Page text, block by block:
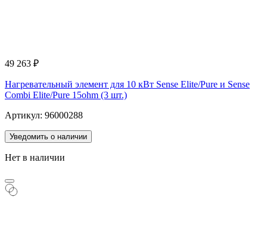
49 263 ₽
Нагревательный элемент для 10 кВт Sense Elite/Pure и Sense
Combi Elite/Pure 15ohm (3 шт.)
Артикул: 96000288
Уведомить о наличии
Нет в наличии